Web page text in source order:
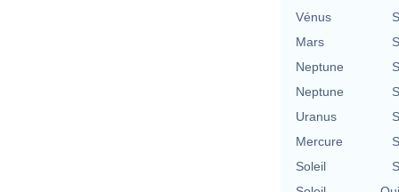
Vénus
Mars
Neptune
Neptune
Uranus
Mercure
Soleil